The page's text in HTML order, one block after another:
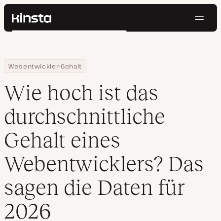
Kinsta®
Preise
Kontakt
Suchen
Home
Ressourcen Center
Webentwickler-Gehalt
Wie hoch ist das durchschnittliche Gehalt eines
Wie hoch ist das
durchschnittliche
Gehalt eines
Webentwicklers? Das
sagen die Daten für
2026